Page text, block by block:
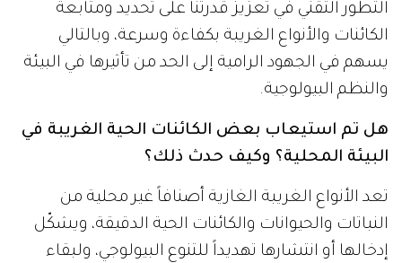
التطور التقني في تعزيز قدرتنا على تحديد ومتابعة
الكائنات والأنواع الغريبة بكفاءة وسرعة، وبالتالي
يسهم في الجهود الرامية إلى الحد من تأثيرها في البيئة
والنظم البيولوجية.
هل تم استيعاب بعض الكائنات الحية الغريبة في
البيئة المحلية؟ وكيف حدث ذلك؟
تعد الأنواع الغريبة الغازية أصنافاً غير محلية من
النباتات والحيوانات والكائنات الحية الدقيقة، ويشكّل
إدخالها أو انتشارها تهديداً للتنوع البيولوجي، ولبقاء